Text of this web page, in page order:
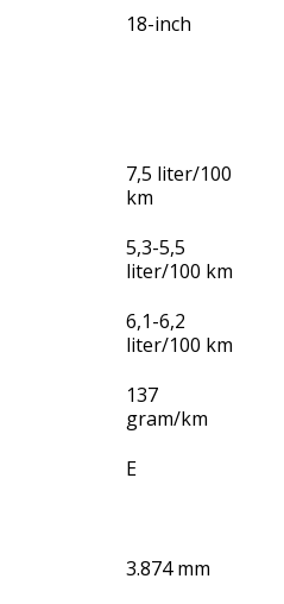
18-inch
7,5 liter/100
km
5,3-5,5
liter/100 km
6,1-6,2
liter/100 km
137
gram/km
E
3.874 mm